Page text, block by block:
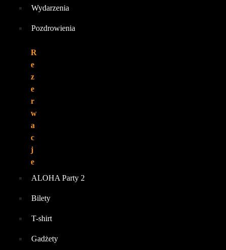
Wydarzenia
Pozdrowienia
R
e
z
e
r
w
a
c
j
e
ALOHA Party 2
Bilety
T-shirt
Gadżety